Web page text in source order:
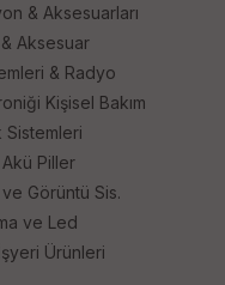
& Aksesuarları
Aksesuar
& Radyo
Kişisel Bakım
Sistemleri
Piller
Görüntü Sis.
ve Led
Ürünleri